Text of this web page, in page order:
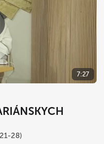
7:27
28)